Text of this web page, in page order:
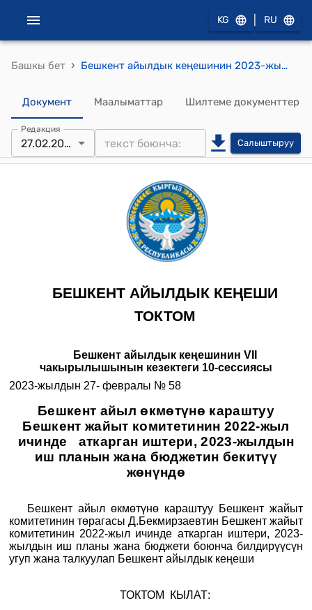
KG RU
Башкы бет › Бешкент айылдык кеңешинин 2023-жылдын 27- февралындагы № 58 "Бешкент айыл өкмөтүнө караштуу Бешкент жайыт комитетинин 2022-жыл ичинде аткарган иштери, 2023-жылдын иш планын жана бюджетин бекитүү жөнүндө" токтому
Документ Маалыматтар Шилтеме документтер
Редакция
27.02.2023 Салыштыруу